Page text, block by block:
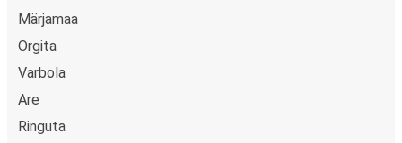
Märjamaa
Orgita
Varbola
Are
Ringuta